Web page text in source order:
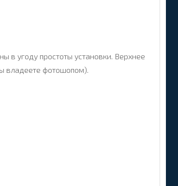
угоду простоты установки. Верхнее
владеете фотошопом).